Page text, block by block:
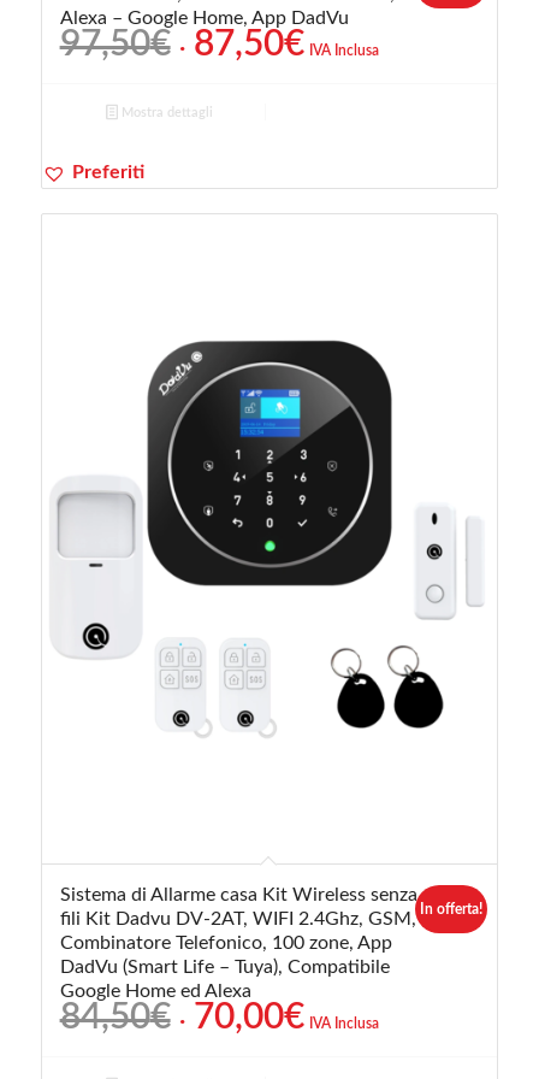
Alexa – Google Home, App DadVu
97,50€ Il
prezzo
originale
era:
87,50€IlIVA Inclusa
Mostra dettagli
Preferiti
Sistema di Allarme casa Kit Wireless senza
fili Kit Dadvu DV-2AT, WIFI 2.4Ghz, GSM,
Combinatore Telefonico, 100 zone, App
DadVu (Smart Life – Tuya), Compatibile
Google Home ed Alexa
84,50€ Il
prezzo
70,00€IlIVA Inclusa
In offerta!